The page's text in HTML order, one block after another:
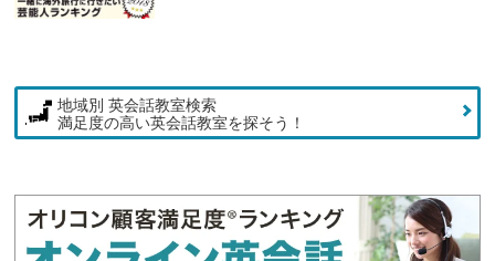
地域別 英会話教室検索
満足度の高い英会話教室を探そう！